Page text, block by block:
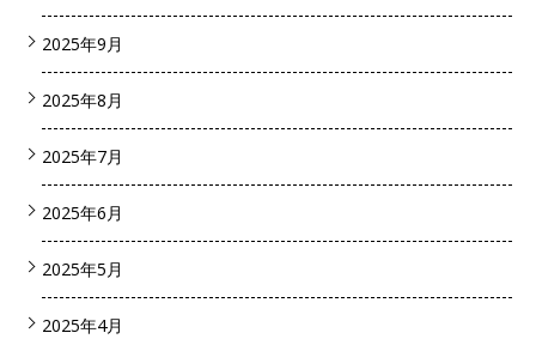
2025年9月
2025年8月
2025年7月
2025年6月
2025年5月
2025年4月